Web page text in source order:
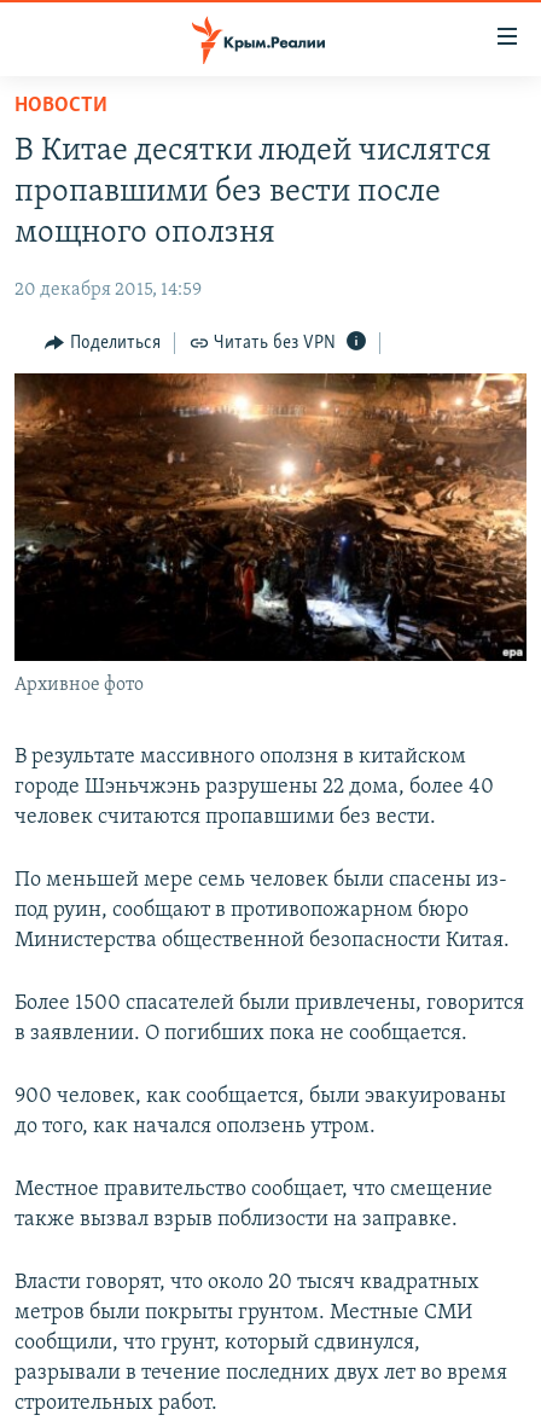
Вернуться
основному
содержанию
Вернутся
главной
навигации
Вернутся
поиску
СПЕЦПРОЕКТЫ
11 ЛЕТ ОККУПАЦИИ КРЫМА. 11 ИСТОРИЙ СОПРОТИВЛЕНИЯ
ВОДА
ЕЩЕ
ИНТЕРАКТИВ
ИНФОГРАФИКА
ТЕЛЕПРОЕКТ КРЫМ.РЕАЛИИ
СОВЕТЫ ПРАВОЗАЩИТНИКОВ
ПРОПАВШИЕ БЕЗ ВЕСТИ
ПОБЕДИТЕЛЕЙ НЕ СУДЯТ?
КРЫМ.НЕПОКОРЕННЫЙ
УКРАИНСКАЯ ПРОБЛЕМА КРЫМА
РАДІО СВОБОДА
КАК ОБОЙТИ БЛОКИРОВКУ
Українською
Qırımtatar
ПРИСОЕДИНЯЙТЕСЬ!
НОВОСТИ
В Китае десятки людей числятся
пропавшими без вести после
мощного оползня
20 декабря 2015, 14:59
Поделиться Читать без VPN
Архивное фото
В результате массивного оползня в китайском
городе Шэньчжэнь разрушены 22 дома, более 40
человек считаются пропавшими без вести.
По меньшей мере семь человек были спасены из-
под руин, сообщают в противопожарном бюро
Министерства общественной безопасности Китая.
Более 1500 спасателей были привлечены, говорится
в заявлении. О погибших пока не сообщается.
900 человек, как сообщается, были эвакуированы
до того, как начался оползень утром.
Местное правительство сообщает, что смещение
также вызвал взрыв поблизости на заправке.
Власти говорят, что около 20 тысяч квадратных
метров были покрыты грунтом. Местные СМИ
сообщили, что грунт, который сдвинулся,
разрывали в течение последних двух лет во время
строительных работ.